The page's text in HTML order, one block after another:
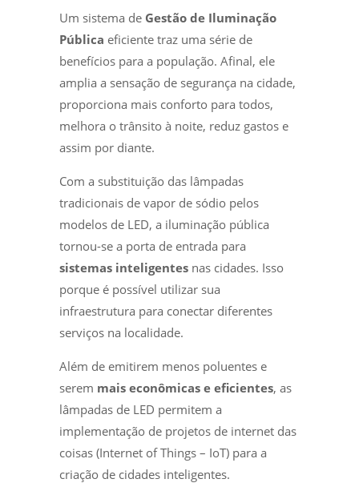
Um sistema de Gestão de Iluminação
Pública eficiente traz uma série de
benefícios para a população. Afinal, ele
amplia a sensação de segurança na cidade,
proporciona mais conforto para todos,
melhora o trânsito à noite, reduz gastos e
assim por diante.
Com a substituição das lâmpadas
tradicionais de vapor de sódio pelos
modelos de LED, a iluminação pública
tornou-se a porta de entrada para
sistemas inteligentes nas cidades. Isso
porque é possível utilizar sua
infraestrutura para conectar diferentes
serviços na localidade.
Além de emitirem menos poluentes e
serem mais econômicas e eficientes, as
lâmpadas de LED permitem a
implementação de projetos de internet das
coisas (Internet of Things – IoT) para a
criação de cidades inteligentes.